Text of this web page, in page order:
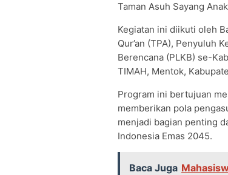
Taman Asuh Sayang
Kegiatan ini diikuti oleh
Qur’an (TPA), Penyuluh
Berencana (PLKB) se-
TIMAH, Mentok,
Program ini bertujuan
memberikan pola
menjadi bagian penting
Indonesia Emas 2045.
Baca Juga